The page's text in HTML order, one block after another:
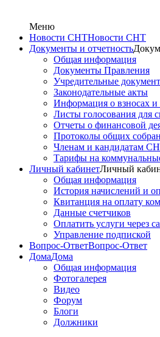
Меню
Новости СНТНовости СНТ
Документы и отчетность
Общая информация
Документы Правления
Учредительные
Законодательные акты
Информация о взносах и
Листы голосования для
Отчеты о финансовой
Протоколы общих
Членам и кандидатам
Тарифы на
Личный кабинетЛичный
Общая информация
История начислений и
Квитанция на оплату
Данные счетчиков
Оплатить услуги через
Управление подпиской
Вопрос-ОтветВопрос-Ответ
ДомаДома
Общая информация
Фотогалерея
Видео
Форум
Блоги
Должники